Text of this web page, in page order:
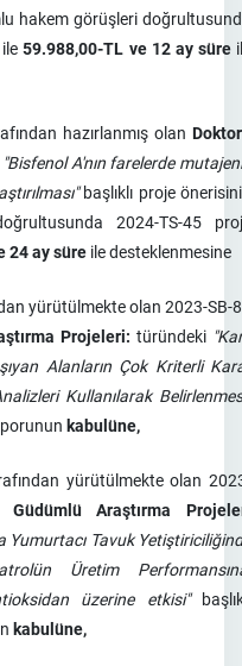
hakem görüşleri
ile59.988,00-TL ve 12 ay süre
hazırlanmış olan
"Bisfenol A'nın farelerde
başlıklı proje
2024-TS-45
24 ay süre ile desteklenmesine
yürütülmekte olan 2023-SB-
Projeleri: türündeki
Alanların Çok Kriterli
Kullanılarak
kabulüne,
yürütülmekte olan
Güdümlü Araştırma
Yumurtacı Tavuk
Üretim
üzerine etkisi"
kabulüne,